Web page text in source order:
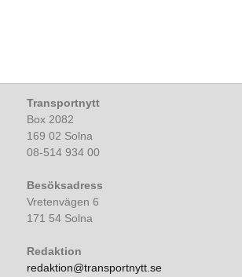
Transportnytt
Box 2082
169 02 Solna
08-514 934 00
Besöksadress
Vretenvägen 6
171 54 Solna
Redaktion
redaktion@transportnytt.se